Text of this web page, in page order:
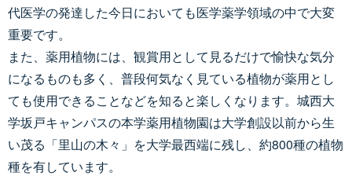
代医学の発達した今日においても医学薬学領域の中で大変
重要です。
また、薬用植物には、観賞用として見るだけで愉快な気分
になるものも多く、普段何気なく見ている植物が薬用とし
ても使用できることなどを知ると楽しくなります。城西大
学坂戸キャンパスの本学薬用植物園は大学創設以前から生
い茂る「里山の木々」を大学最西端に残し、約800種の植物
種を有しています。